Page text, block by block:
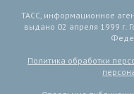
ТАСС, информационное
выдано 02 апреля 1999 г.
Политика обработки